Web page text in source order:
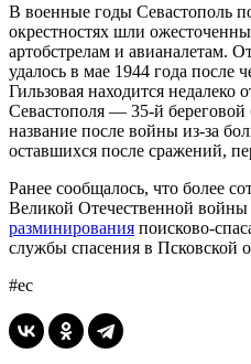
В военные годы Севастополь
окрестностях шли
артобстрелам и авианалетам.
удалось в мае 1944 года после
Гильзовая находится недалеко
Севастополя — 35-й береговой
название после войны из-за
оставшихся после сражений,
Ранее сообщалось, что более
Великой Отечественной войны
разминирования поисково-
службы спасения в Псковской
#ес